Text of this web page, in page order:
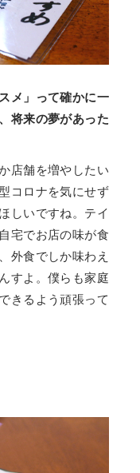
メ」って確かに一
将来の夢があった
店舗を増やしたい
コロナを気にせず
しいですね。テイ
宅でお店の味が食
外食でしか味わえ
すよ。僕らも家庭
きるよう頑張って